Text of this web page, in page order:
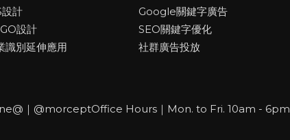
設計
設計
識別延伸應用
Google關鍵字廣告
SEO關鍵字優化
社群廣告投放
｜@morceptOffice Hours｜Mon. to Fri. 10am - 6pm